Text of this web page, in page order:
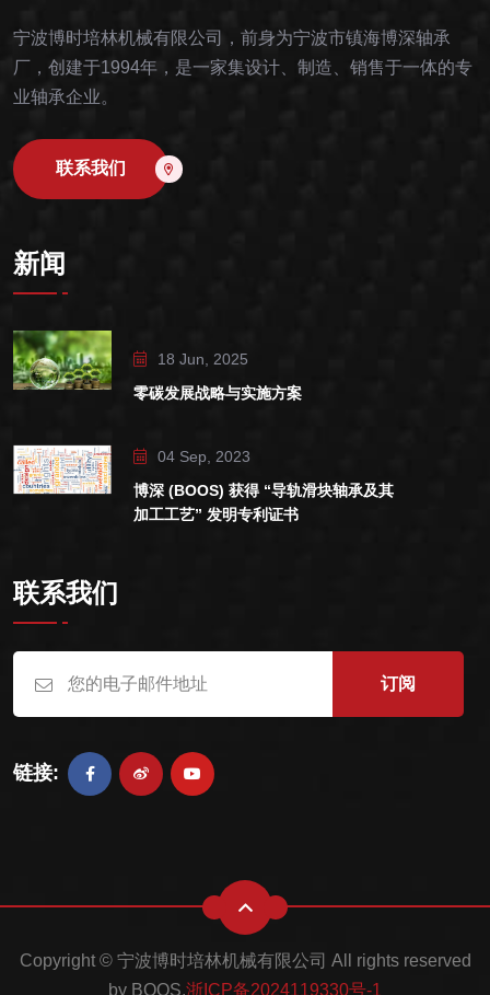
宁波博时培林机械有限公司，前身为宁波市镇海博深轴承
厂，创建于1994年，是一家集设计、制造、销售于一体的专
业轴承企业。
联系我们
新闻
18 Jun, 2025
零碳发展战略与实施方案
04 Sep, 2023
博深 (BOOS) 获得 “导轨滑块轴承及其
加工工艺” 发明专利证书
联系我们
订阅
链接:
Copyright © 宁波博时培林机械有限公司 All rights reserved
by BOOS.浙ICP备2024119330号-1